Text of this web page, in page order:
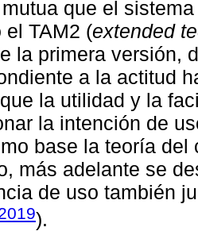
que el
el TAM2 (extended
la primera versión,
a la actitud
la utilidad y la
la intención de
base la teoría
más adelante se
de uso también
).